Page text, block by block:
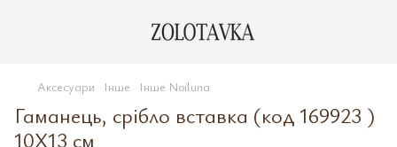
Аксесуари Інше Інше Noiluna
Гаманець, срібло вставка (код 169923 )
10X13 см